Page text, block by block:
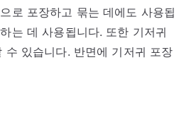
로 포장하고 묶는 데에도 사용됩
는 데 사용됩니다. 또한 기저귀
수 있습니다. 반면에 기저귀 포장